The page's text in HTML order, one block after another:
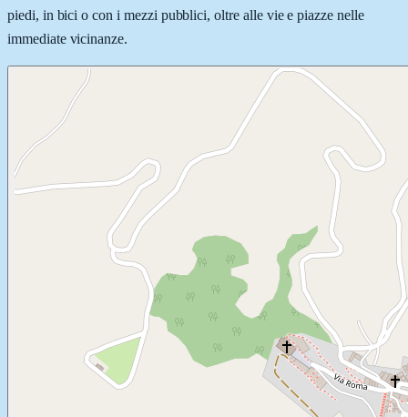
piedi, in bici o con i mezzi pubblici, oltre alle vie e piazze nelle
immediate vicinanze.